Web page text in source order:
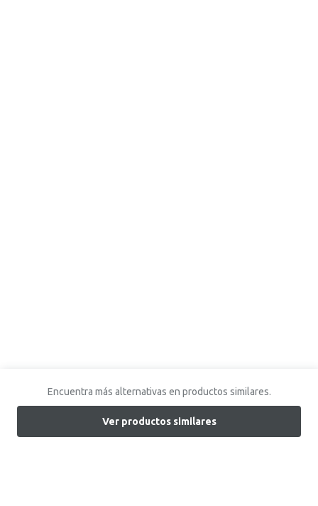
Encuentra más alternativas en productos similares.
Ver productos similares